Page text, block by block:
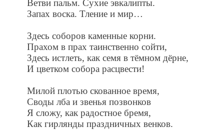
Ветви пальм. Сухие эвкалипты.
Запах воска. Тление и мир…
Здесь соборов каменные корни.
Прахом в прах таинственно сойти,
Здесь истлеть, как семя в тёмном дёрне,
И цветком собора расцвести!
Милой плотью скованное время,
Своды лба и звенья позвонков
Я сложу, как радостное бремя,
Как гирлянды праздничных венков.